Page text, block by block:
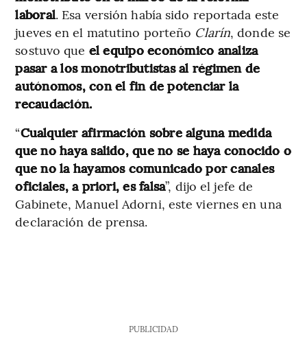
laboral. Esa versión había sido reportada este
jueves en el matutino porteño Clarín, donde se
sostuvo que el equipo económico analiza
pasar a los monotributistas al régimen de
autónomos, con el fin de potenciar la
recaudación.
“Cualquier afirmación sobre alguna medida
que no haya salido, que no se haya conocido o
que no la hayamos comunicado por canales
oficiales, a priori, es falsa”, dijo el jefe de
Gabinete, Manuel Adorni, este viernes en una
declaración de prensa.
PUBLICIDAD